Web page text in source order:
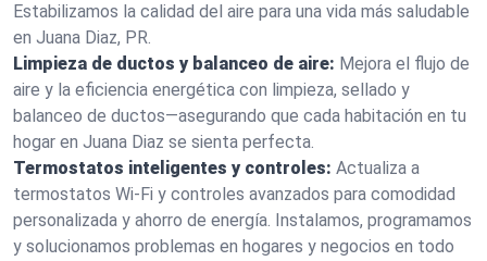
Estabilizamos la calidad del aire para una vida más saludable
en Juana Diaz, PR.
Limpieza de ductos y balanceo de aire: Mejora el flujo de
aire y la eficiencia energética con limpieza, sellado y
balanceo de ductos—asegurando que cada habitación en tu
hogar en Juana Diaz se sienta perfecta.
Termostatos inteligentes y controles: Actualiza a
termostatos Wi-Fi y controles avanzados para comodidad
personalizada y ahorro de energía. Instalamos, programamos
y solucionamos problemas en hogares y negocios en todo